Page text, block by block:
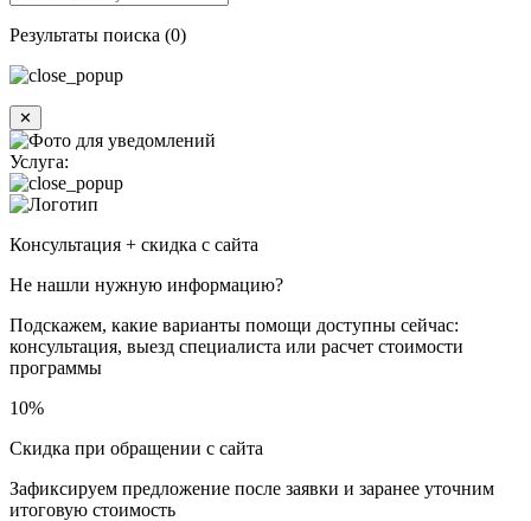
Результаты поиска (0)
✕
Услуга:
Консультация + скидка с сайта
Не нашли нужную информацию?
Подскажем, какие варианты помощи доступны сейчас:
консультация, выезд специалиста или расчет стоимости
программы
10%
Скидка при обращении с сайта
Зафиксируем предложение после заявки и заранее уточним
итоговую стоимость